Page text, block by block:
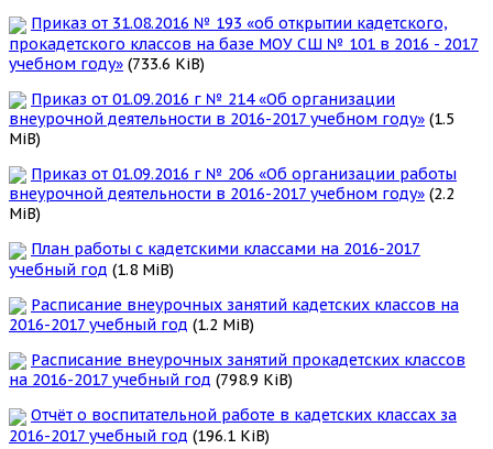
Приказ от 31.08.2016 № 193 «об открытии кадетского,
прокадетского классов на базе МОУ СШ № 101 в 2016 - 2017
учебном году» (733.6 KiB)
Приказ от 01.09.2016 г № 214 «Об организации
внеурочной деятельности в 2016-2017 учебном году» (1.5
MiB)
Приказ от 01.09.2016 г № 206 «Об организации работы
внеурочной деятельности в 2016-2017 учебном году» (2.2
MiB)
План работы с кадетскими классами на 2016-2017
учебный год (1.8 MiB)
Расписание внеурочных занятий кадетских классов на
2016-2017 учебный год (1.2 MiB)
Расписание внеурочных занятий прокадетских классов
на 2016-2017 учебный год (798.9 KiB)
Отчёт о воспитательной работе в кадетских классах за
2016-2017 учебный год (196.1 KiB)